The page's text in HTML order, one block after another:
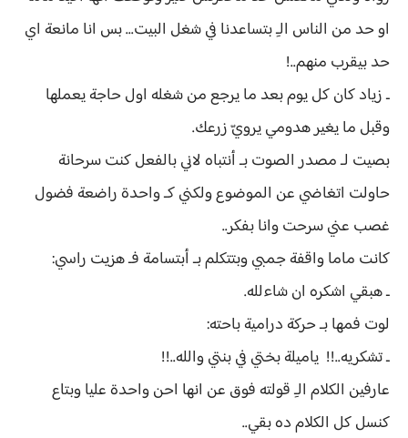
او حد من الناس الـِ بتساعدنا في شغل البيت... بس انا مانعة اي
حد بيقرب منهم..!
ـ زياد كان كل يوم بعد ما يرجع من شغله اول حاجة يعملها
وقبل ما يغير هدومي يرويّ زرعك.
بصيت لـ مصدر الصوت بـ أنتباه لاني بالفعل كنت سرحانة
حاولت اتغاضي عن الموضوع ولكني كـ واحدة راضعة فضول
غصب عني سرحت وانا بفكر..
كانت ماما واقفة جمبي وبتتكلم بـ أبتسامة فـ هزيت راسي:
ـ هبقي اشكره ان شاءلله.
لوت فمها بـ حركة درامية باحته:
ـ تشكريه..!! ياميلة بختي في بنتي والله..!!
عارفين الكلام الـِ قولته فوق عن انها احن واحدة عليا وبتاع
كنسل كل الكلام ده بقي..